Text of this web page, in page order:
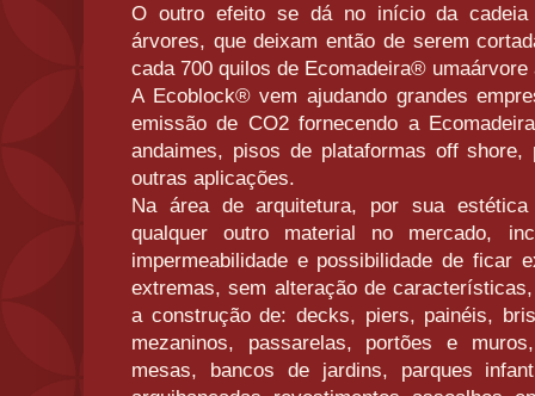
O outro efeito se dá no início da
árvores, que deixam então de serem
cada 700 quilos de Ecomadeira®
A Ecoblock® vem ajudando grandes
emissão de CO2 fornecendo a
andaimes, pisos de plataformas off
outras aplicações.
Na área de arquitetura, por sua
qualquer outro material no mercado,
impermeabilidade e possibilidade de ficar
extremas, sem alteração de
a construção de: decks, piers, painéis,
mezaninos, passarelas, portões e
mesas, bancos de jardins, parques